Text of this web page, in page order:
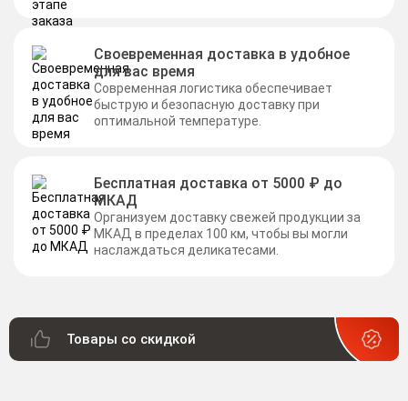
Своевременная доставка в удобное
для вас время
Современная логистика обеспечивает
быструю и безопасную доставку при
оптимальной температуре.
Бесплатная доставка от 5000 ₽ до
МКАД
Организуем доставку свежей продукции за
МКАД в пределах 100 км, чтобы вы могли
наслаждаться деликатесами.
Товары со скидкой